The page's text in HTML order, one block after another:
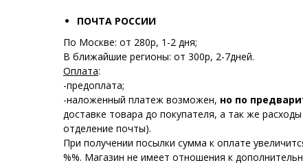
ПОЧТА РОССИИ
По Москве: от 280р, 1-2 дня;
В ближайшие регионы: от 300р, 2-7дней.
Оплата:
-предоплата;
-наложенный платеж возможен, но по
доставке товара до покупателя, а так же
отделение почты).
При получении посылки сумма к оплате
%%. Магазин не имеет отношения к